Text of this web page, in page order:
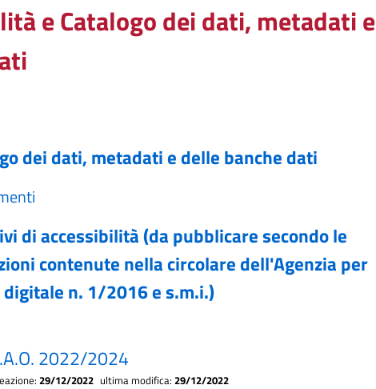
e Catalogo dei dati, metadati e
dei dati, metadati e delle banche dati
di accessibilità (da pubblicare secondo le
contenute nella circolare dell'Agenzia per
n. 1/2016 e s.m.i.)
2022/2024
29/12/2022 ultima modifica:29/12/2022